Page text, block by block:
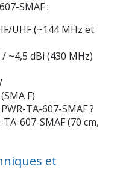
SMAF :
UHF (~144 MHz et
~4,5 dBi (430 MHz)
F)
TA-607-SMAF ?
607-SMAF (70 cm,
et